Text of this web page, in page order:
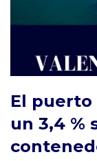
El puerto
un 3,4 %